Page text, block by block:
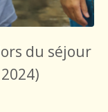
du séjour